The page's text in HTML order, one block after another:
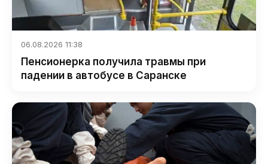
06.08.2026 11:38
Пенсионерка получила травмы при
падении в автобусе в Саранске